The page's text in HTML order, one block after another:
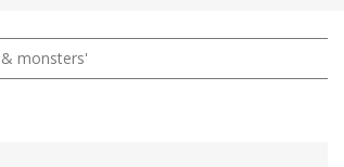
monsters'